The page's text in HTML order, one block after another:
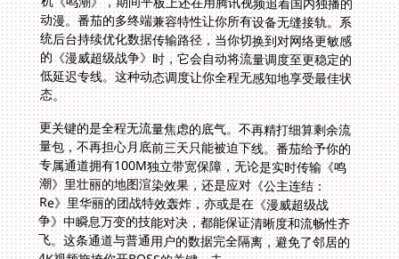
态。
更关键的是全程无流量焦虑的底气。不再精打细算剩余流
量包，不再担心月底前三天只能被迫下线。番茄给予你的
专属通道拥有100M独立带宽保障，无论是实时传输《鸣
潮》里壮丽的地图渲染效果，还是应对《公主连结：
Re》里华丽的团战特效轰炸，亦或是在《漫威超级战
争》中瞬息万变的技能对决，都能保证清晰度和流畅性齐
飞。这条通道与普通用户的数据完全隔离，避免了邻居的